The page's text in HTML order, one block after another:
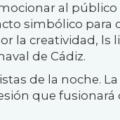
al
simbólico
la creatividad, ls
de Cádiz.
de la noche. La
que